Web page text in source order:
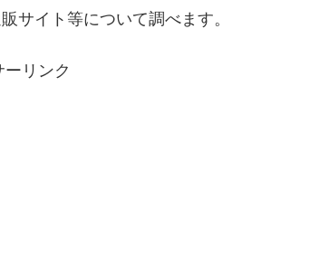
サイト等について調べます。
ーリンク